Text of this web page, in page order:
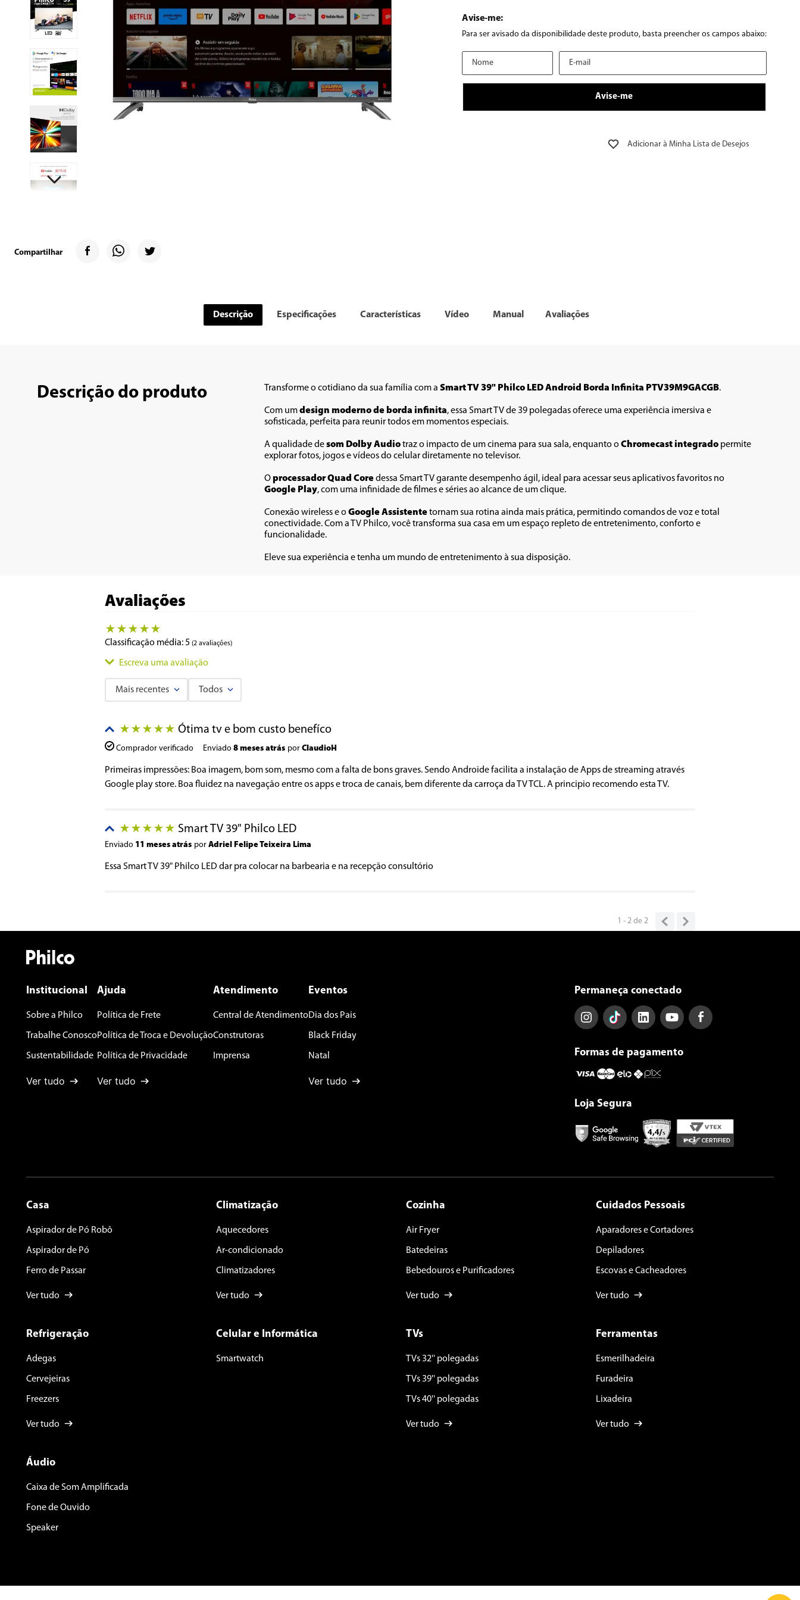
Compartilhar
Descrição Especificações Características Vídeo Manual Avaliações
Descrição do produto Transforme o cotidiano da sua família com a Smart TV 39" Philco LED Android Borda Infinita PTV39M9GACGB.
Com um design moderno de borda infinita, essa Smart TV de 39 polegadas oferece uma experiência imersiva e
sofisticada, perfeita para reunir todos em momentos especiais.
A qualidade de som Dolby Audio traz o impacto de um cinema para sua sala, enquanto o Chromecast integrado permite
explorar fotos, jogos e vídeos do celular diretamente no televisor.
O processador Quad Core
Google Play, com uma infinidade de filmes e séries ao alcance de um clique.
Conexão wireless e o Google Assistente tornam sua rotina ainda mais prática, permitindo comandos de voz e total
conectividade. Com a TV Philco, você transforma sua casa em um espaço repleto de entretenimento, conforto e
funcionalidade.
Eleve sua experiência e tenha um mundo de entretenimento à sua disposição.
Avaliações
★ ★ ★ ★ ★
Classificação média: 5 (2 avaliações)
Escreva uma avaliação
Título
Avalie o produto de 1 a 5 estrelas
Endereço de email
Mais recentes Todos
★ ★ ★ ★ ★ Ótima tv e bom custo benefíco
Comprador verificado Enviado 8 meses atrás por ClaudioH
Primeiras impressões: Boa imagem, bom som, mesmo com a falta de bons graves. Sendo Androide facilita a instalação de Apps de streaming através
Google play store. Boa fluidez na navegação entre os apps e troca de canais, bem diferente da carroça da TV TCL. A principio recomendo esta TV.
★ ★ ★ ★ ★ Smart TV 39" Philco LED
Enviado 11 meses atrás por Adriel Felipe Teixeira Lima
Essa Smart TV 39" Philco LED dar pra colocar na barbearia e na recepção consultório
1 - 2de 2
Institucional
Sobre a Philco
Trabalhe Conosco
Sustentabilidade
Ver tudo
Ajuda
Política de Frete
Política de Troca e Devolução
Política de Privacidade
Ver tudo
Atendimento
Central de Atendimento
Construtoras
Imprensa
Eventos
Dia dos Pais
Black Friday
Natal
Ver tudo
Permaneça conectado
Formas de pagamento
Loja Segura
Casa
Aspirador de Pó Robô
Aspirador de Pó
Ferro de Passar
Ver tudo
Climatização
Aquecedores
Ar-condicionado
Climatizadores
Ver tudo
Cozinha
Air Fryer
Batedeiras
Bebedouros e Purificadores
Ver tudo
Cuidados Pessoais
Aparadores e Cortadores
Depiladores
Escovas e Cacheadores
Ver tudo
Refrigeração
Adegas
Cervejeiras
Freezers
Ver tudo
Celular e Informática
Smartwatch
TVs
TVs 32'' polegadas
TVs 39'' polegadas
TVs 40'' polegadas
Ver tudo
Ferramentas
Esmerilhadeira
Furadeira
Lixadeira
Ver tudo
Áudio
Caixa de Som Amplificada
Fone de Ouvido
Speaker
geladeira
10